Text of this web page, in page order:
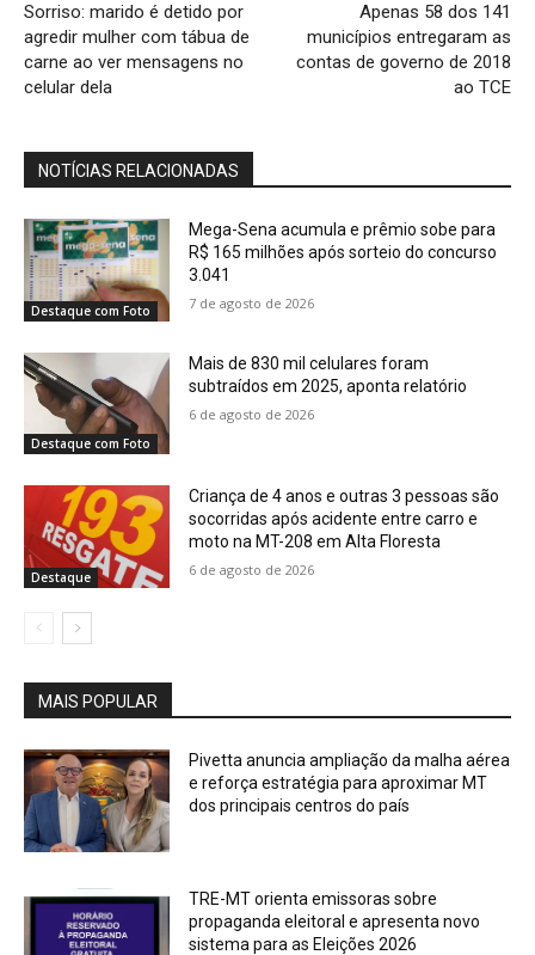
Sorriso: marido é detido por
agredir mulher com tábua de
carne ao ver mensagens no
celular dela
Apenas 58 dos 141
municípios entregaram as
contas de governo de 2018
ao TCE
NOTÍCIAS RELACIONADAS
Destaque com Foto
Mega-Sena acumula e prêmio sobe para
R$ 165 milhões após sorteio do concurso
3.041
7 de agosto de 2026
Destaque com Foto
Mais de 830 mil celulares foram
subtraídos em 2025, aponta relatório
6 de agosto de 2026
Destaque
Criança de 4 anos e outras 3 pessoas são
socorridas após acidente entre carro e
moto na MT-208 em Alta Floresta
6 de agosto de 2026
MAIS POPULAR
Pivetta anuncia ampliação da malha aérea
e reforça estratégia para aproximar MT
dos principais centros do país
TRE-MT orienta emissoras sobre
propaganda eleitoral e apresenta novo
sistema para as Eleições 2026